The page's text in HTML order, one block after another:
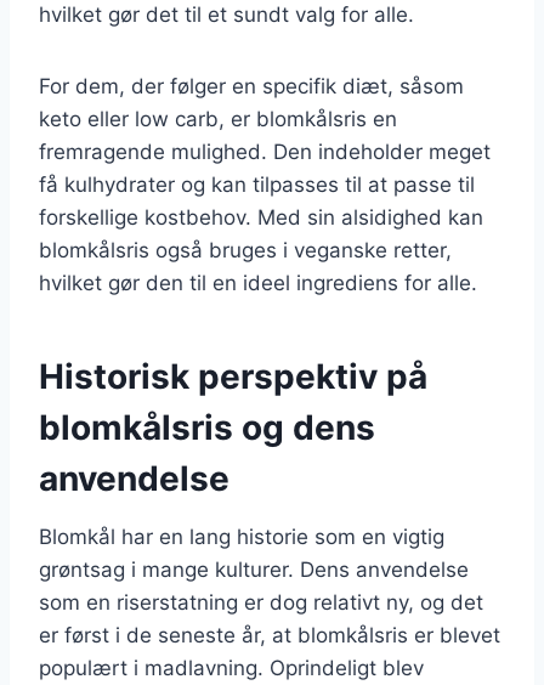
hvilket gør det til et sundt valg for alle.
For dem, der følger en specifik diæt, såsom
keto eller low carb, er blomkålsris en
fremragende mulighed. Den indeholder meget
få kulhydrater og kan tilpasses til at passe til
forskellige kostbehov. Med sin alsidighed kan
blomkålsris også bruges i veganske retter,
hvilket gør den til en ideel ingrediens for alle.
Historisk perspektiv på
blomkålsris og dens
anvendelse
Blomkål har en lang historie som en vigtig
grøntsag i mange kulturer. Dens anvendelse
som en riserstatning er dog relativt ny, og det
er først i de seneste år, at blomkålsris er blevet
populært i madlavning. Oprindeligt blev